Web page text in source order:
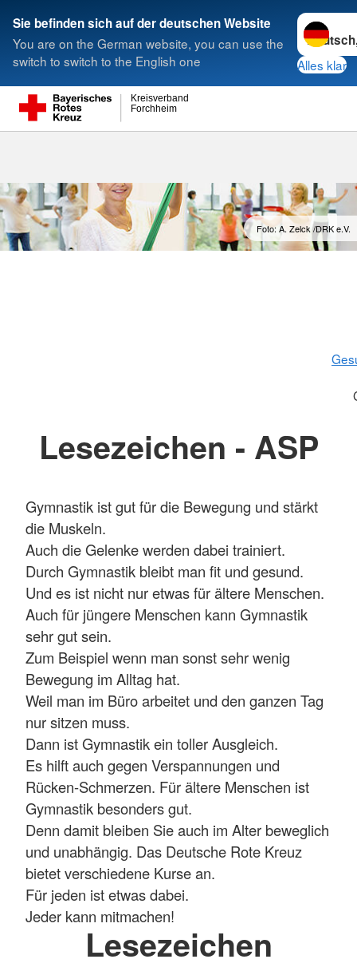
Sie befinden sich auf der deutschen Website
You are on the German website, you can use the
switch to switch to the English one
Sprache
Alles klar
Forchheim
Kreisverband
Suche
Foto: A. Zelck /DRK e.V.
Lesezeichen - ASP
Gymnastik ist gut für die Bewegung und stärkt
die Muskeln.
Auch die Gelenke werden dabei trainiert.
Durch Gymnastik bleibt man fit und gesund.
Und es ist nicht nur etwas für ältere Menschen.
Auch für jüngere Menschen kann Gymnastik
sehr gut sein.
Zum Beispiel wenn man sonst sehr wenig
Bewegung im Alltag hat.
Weil man im Büro arbeitet und den ganzen Tag
nur sitzen muss.
Dann ist Gymnastik ein toller Ausgleich.
Es hilft auch gegen Verspannungen und
Rücken-Schmerzen. Für ältere Menschen ist
Gymnastik besonders gut.
Denn damit bleiben Sie auch im Alter beweglich
und unabhängig. Das Deutsche Rote Kreuz
bietet verschiedene Kurse an.
Für jeden ist etwas dabei.
Jeder kann mitmachen!
Lesezeichen